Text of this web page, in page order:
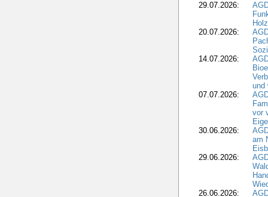
29.07.2026:
20.07.2026:
14.07.2026:
und
07.07.2026:
vor
30.06.2026:
am
29.06.2026:
26.06.2026: